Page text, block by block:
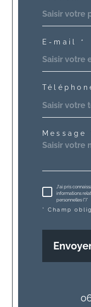
E-mail *
Message
J'ai pris
informations
personnelles (*)*
* Champ